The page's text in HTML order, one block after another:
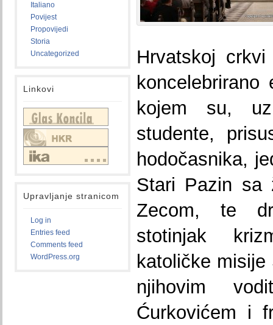
Italiano
Povijest
Propovijedi
Storia
Uncategorized
Linkovi
Upravljanje stranicom
Log in
Entries feed
Comments feed
WordPress.org
Hrvatskoj
kojem su,
studente,
hodočasnika,
Stari Pazin sa
Zecom, te
stotinjak
katoličke
njihovim
Ćurkovićem i